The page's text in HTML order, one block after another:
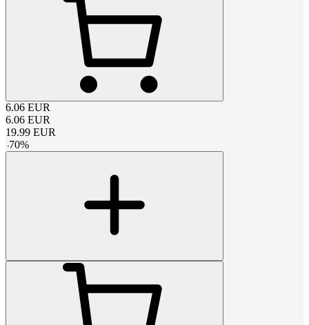
6.06 EUR
6.06 EUR
19.99 EUR
-70%